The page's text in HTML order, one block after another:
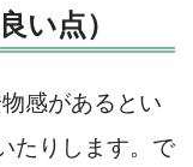
い点）
感があるとい
たりします。で